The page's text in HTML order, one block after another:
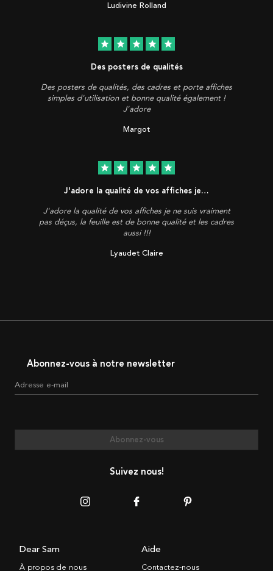
Ludivine Rolland
star star star star star
Des posters de qualités
Des posters de qualités, des cadres et porte affiches
simples d'utilisation et bonne qualité également !
J'adore
Margot
star star star star star
J'adore la qualité de vos affiches je…
J'adore la qualité de vos affiches je ne suis vraiment
pas déçus, la feuille est de bonne qualité et les cadres
aussi !!!
Lyaudet Claire
Abonnez-vous à notre newsletter
Adresse e-mail
Abonnez-vous
Suivez nous!
Dear Sam
À propos de nous
Aide
Contactez-nous